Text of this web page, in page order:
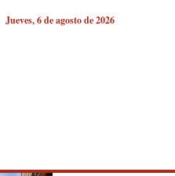
Jueves, 6 de agosto de 2026